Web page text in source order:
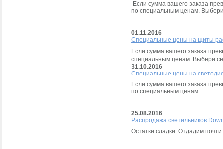
Если сумма вашего заказа
по специальным ценам.
01.11.2016
Специальные цены на щиты
Если сумма вашего заказа
специальным ценам. Выбери
31.10.2016
Специальные цены на
Если сумма вашего заказа
по специальным ценам.
25.08.2016
Распродажа светильников
Остатки сладки. Отдадим